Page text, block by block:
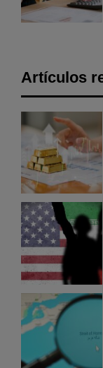
Artículos